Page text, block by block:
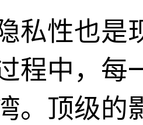
私性也是
程中，每
。顶级的